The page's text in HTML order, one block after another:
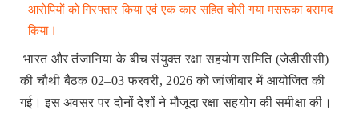
आरोपियों को गिरफ्तार किया एवं एक कार सहित चोरी गया मसरूका बरामद
किया।
भारत और तंजानिया के बीच संयुक्त रक्षा सहयोग समिति (जेडीसीसी)
की चौथी बैठक 02–03 फरवरी, 2026 को जांजीबार में आयोजित की
गई। इस अवसर पर दोनों देशों ने मौजूदा रक्षा सहयोग की समीक्षा की।